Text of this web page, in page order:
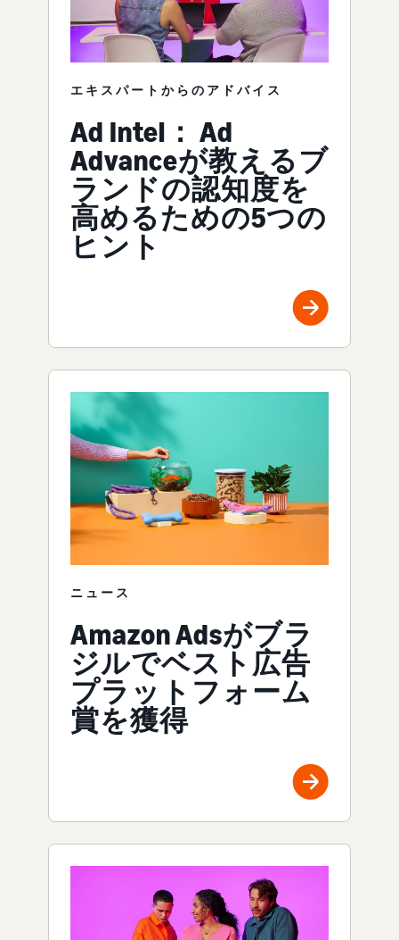
エキスパートからのアドバイス
Ad Intel： Ad
Advanceが教えるブ
ランドの認知度を
高めるための5つの
ヒント
ニュース
Amazon Adsがブラ
ジルでベスト広告
プラットフォーム
賞を獲得